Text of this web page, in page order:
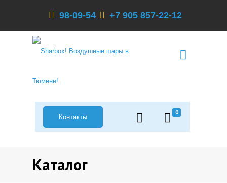
98-09-54 +7 905 857-22-12
0
Контакты
Каталог